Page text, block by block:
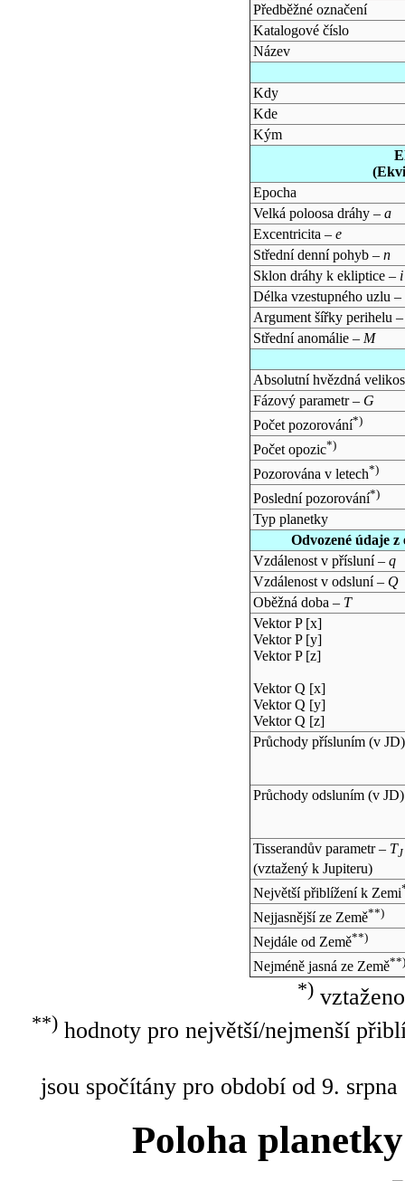
Předběžné označení
Katalogové číslo
Název
Kdy
Kde
Kým
Epocha
Velká poloosa dráhy – a
Excentricita – e
Střední denní pohyb – n
Sklon dráhy k ekliptice – i
Délka vzestupného uzlu –
Argument šířky perihelu
Střední anomálie – M
Absolutní hvězdná
Fázový parametr – G
Počet pozorování*)
Počet opozic*)
Pozorována v letech*)
Poslední pozorování*)
Typ planetky
Odvozené údaje
Vzdálenost v přísluní – q
Vzdálenost v odsluní – Q
Oběžná doba – T
Vektor P [x]
Vektor P [y]
Vektor P [z]
Vektor Q [x]
Vektor Q [y]
Vektor Q [z]
Průchody přísluním (v JD)
Průchody odsluním (v JD)
Tisserandův parametr – TJ
(vztažený k Jupiteru)
Největší přiblížení k Zemi
Nejjasnější ze Země**)
Nejdále od Země**)
Nejméně jasná ze Země**)
*)
**)hodnoty pro největší/nejmenší
jsou spočítány pro období od 9.
Poloha